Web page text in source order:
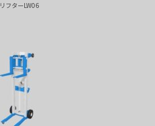
リフターLW06